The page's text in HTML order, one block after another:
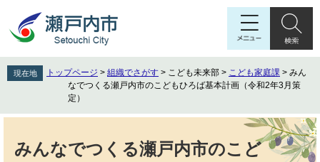
先
頭
す
を
飛
し
現在地 トップページ > 組織でさがす > こども未来部 > こども家庭課 > みん
なでつくる瀬戸内市のこどもひろば基本計画（令和2年3月策
定）
みんなでつくる瀬戸内市のこど